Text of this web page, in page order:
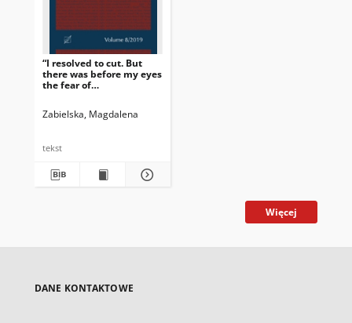
“I resolved to cut. But
there was before my eyes
the fear of
and author-centred
reports in the British
Zabielska, Magdalena
tekst
Więcej
DANE KONTAKTOWE